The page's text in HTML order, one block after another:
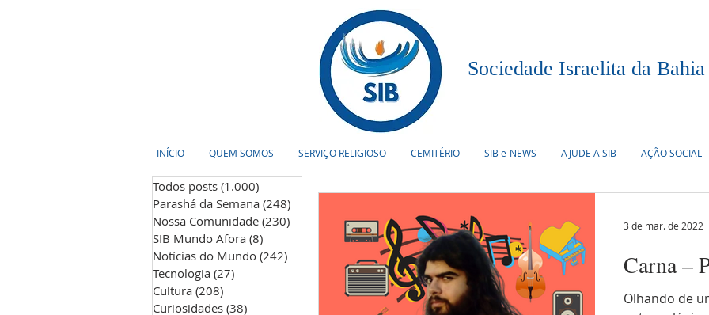
Sociedade Israelita da Bahia
INÍCIO QUEM SOMOS SERVIÇO RELIGIOSO CEMITÉRIO SIB e-NEWS AJUDE A SIB AÇÃO SOCIAL
Todos posts (1.000)
Parashá da Semana (248)
Nossa Comunidade (230)
SIB Mundo Afora (8)
Notícias do Mundo (242)
Tecnologia (27)
Cultura (208)
Curiosidades (38)
Carna –
Olhando de
3 de mar. de 2022